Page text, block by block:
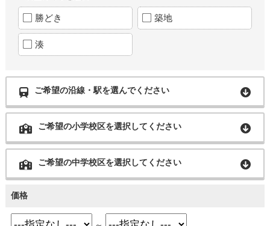
勝どき 築地
湊
ご希望の沿線・駅を選んでください
ご希望の小学校区を選択してください
ご希望の中学校区を選択してください
価格